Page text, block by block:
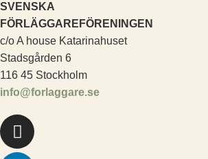
SVENSKA
FÖRLÄGGAREFÖRENINGEN
c/o A house Katarinahuset
Stadsgården 6
116 45 Stockholm
info@forlaggare.se